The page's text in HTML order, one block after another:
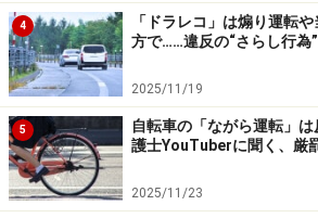
4
「ドラレコ」は煽り運転
方で……違反の“さらし行為
2025/11/19
5
自転車の「ながら運転」
護士YouTuberに聞く、厳
2025/11/23